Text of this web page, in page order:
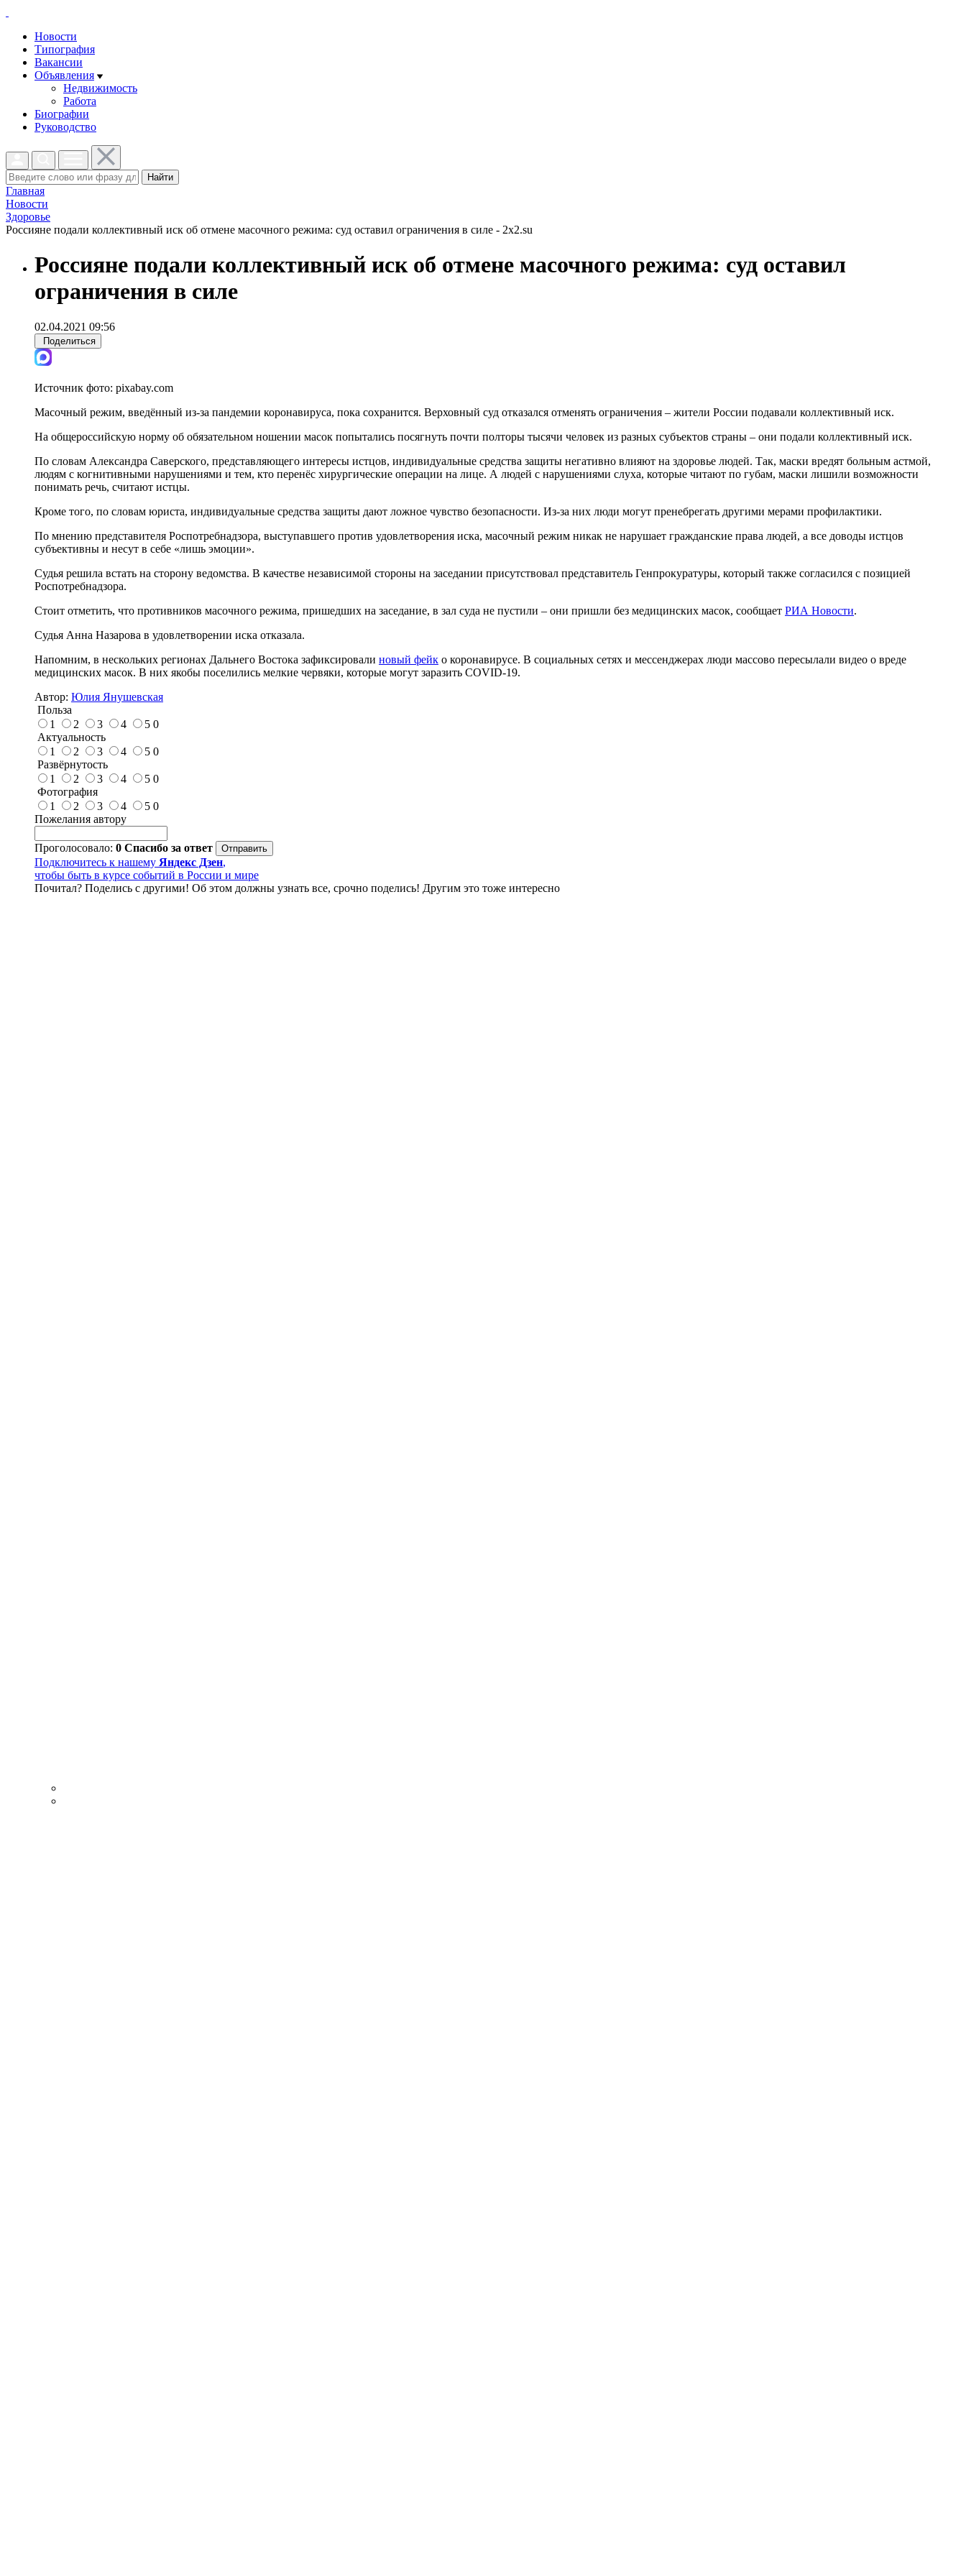
Новости
Типография
Вакансии
Объявления
Недвижимость
Работа
Биографии
Руководство
Найти
Главная
Новости
Здоровье
Россияне подали коллективный иск об отмене масочного режима: суд оставил ограничения в силе - 2x2.su
Россияне подали коллективный иск об отмене масочного режима: суд оставил
ограничения в силе
02.04.2021 09:56
Поделиться
Источник фото: pixabay.com
Масочный режим, введённый из-за пандемии коронавируса, пока сохранится. Верховный суд отказался отменять ограничения – жители России подавали коллективный иск.
На общероссийскую норму об обязательном ношении масок попытались посягнуть почти полторы тысячи человек из разных субъектов страны – они подали коллективный иск.
По словам Александра Саверского, представляющего интересы истцов, индивидуальные средства защиты негативно влияют на здоровье людей. Так, маски вредят больным астмой,
людям с когнитивными нарушениями и тем, кто перенёс хирургические операции на лице. А людей с нарушениями слуха, которые читают по губам, маски лишили возможности
понимать речь, считают истцы.
Кроме того, по словам юриста, индивидуальные средства защиты дают ложное чувство безопасности. Из-за них люди могут пренебрегать другими мерами профилактики.
По мнению представителя Роспотребнадзора, выступавшего против удовлетворения иска, масочный режим никак не нарушает гражданские права людей, а все доводы истцов
субъективны и несут в себе «лишь эмоции».
Судья решила встать на сторону ведомства. В качестве независимой стороны на заседании присутствовал представитель Генпрокуратуры, который также согласился с позицией
Роспотребнадзора.
Стоит отметить, что противников масочного режима, пришедших на заседание, в зал суда не пустили – они пришли без медицинских масок, сообщает РИА Новости.
Судья Анна Назарова в удовлетворении иска отказала.
Напомним, в нескольких регионах Дальнего Востока зафиксировали новый фейк о коронавирусе. В социальных сетях и мессенджерах люди массово пересылали видео о вреде
медицинских масок. В них якобы поселились мелкие червяки, которые могут заразить COVID-19.
Автор: Юлия Янушевская
Польза
1
2 3 4 5 0
Актуальность
1
2 3 4 5 0
Развёрнутость
1
2 3 4 5 0
Фотография
1
2 3 4 5 0
Пожелания автору
Проголосовало: 0 Спасибо за ответ
Подключитесь к нашему Яндекс Дзен,
чтобы быть в курсе событий в России и мире
Почитал? Поделись с другими! Об этом должны узнать все, срочно поделись! Другим это тоже интересно